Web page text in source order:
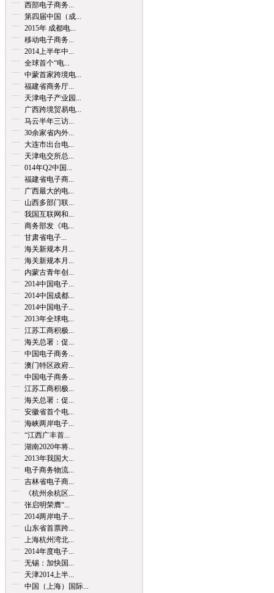
西部电子商务...
第四届中国（成...
2015年 成都电...
移动电子商务...
2014上半年中...
全球首个“电...
中蒙首家跨境电...
福建省商务厅...
天津电子产业园...
广西跨境贸易电...
马云半年三访...
30余家省内外...
大连市出台电...
天津电交所总...
014年Q2中国...
福建省电子商...
广西最大的电...
山西多部门联...
我国互联网和...
商务部发《电...
甘肃省电子...
海关新规本月...
海关新规本月...
内蒙古青年创...
2014中国电子...
2014中国成都...
2014中国电子...
2013年全球电...
江苏工商积极...
海关总署：促...
中国电子商务...
澳门特区政府...
中国电子商务...
江苏工商积极...
海关总署：促...
安徽省首个电...
海峡两岸电子...
“江西广丰首...
湖南2020年将...
2013年我国大...
电子商务物流...
吉林省电子商...
《杭州余杭区...
张启明荣膺“...
2014两岸电子...
山东省首票跨...
上海杭州湾北...
2014年度电子...
无锡：加快国...
天津2014上半...
中国（上海）国际...